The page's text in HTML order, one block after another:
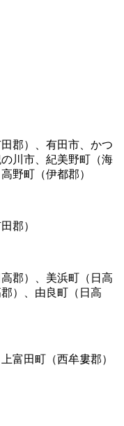
郡）、有田市、かつ
川市、紀美野町（海
野町（伊都郡）
郡）
郡）、美浜町（日高
）、由良町（日高
富田町（西牟婁郡）